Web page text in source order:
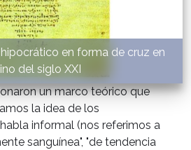
en forma de cruz en
del siglo XXI
un marco teórico que
la idea de los
informal (nos referimos a
sanguínea", "de tendencia